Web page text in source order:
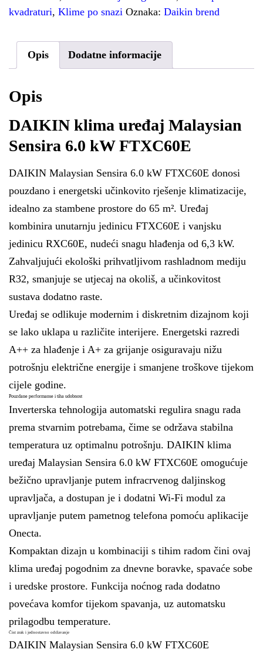
kvadraturi, Klime po snazi Oznaka: Daikin brend
Opis Dodatne informacije
Opis
DAIKIN klima uređaj Malaysian
Sensira 6.0 kW FTXC60E
DAIKIN Malaysian Sensira 6.0 kW FTXC60E donosi
pouzdano i energetski učinkovito rješenje klimatizacije,
idealno za stambene prostore do 65 m². Uređaj
kombinira unutarnju jedinicu FTXC60E i vanjsku
jedinicu RXC60E, nudeći snagu hlađenja od 6,3 kW.
Zahvaljujući ekološki prihvatljivom rashladnom mediju
R32, smanjuje se utjecaj na okoliš, a učinkovitost
sustava dodatno raste.
Uređaj se odlikuje modernim i diskretnim dizajnom koji
se lako uklapa u različite interijere. Energetski razredi
A++ za hlađenje i A+ za grijanje osiguravaju nižu
potrošnju električne energije i smanjene troškove tijekom
cijele godine.
Pouzdane performanse i tiha udobnost
Inverterska tehnologija automatski regulira snagu rada
prema stvarnim potrebama, čime se održava stabilna
temperatura uz optimalnu potrošnju. DAIKIN klima
uređaj Malaysian Sensira 6.0 kW FTXC60E omogućuje
bežično upravljanje putem infracrvenog daljinskog
upravljača, a dostupan je i dodatni Wi-Fi modul za
upravljanje putem pametnog telefona pomoću aplikacije
Onecta.
Kompaktan dizajn u kombinaciji s tihim radom čini ovaj
klima uređaj pogodnim za dnevne boravke, spavaće sobe
i uredske prostore. Funkcija noćnog rada dodatno
povećava komfor tijekom spavanja, uz automatsku
prilagodbu temperature.
Čist zrak i jednostavno održavanje
DAIKIN Malaysian Sensira 6.0 kW FTXC60E